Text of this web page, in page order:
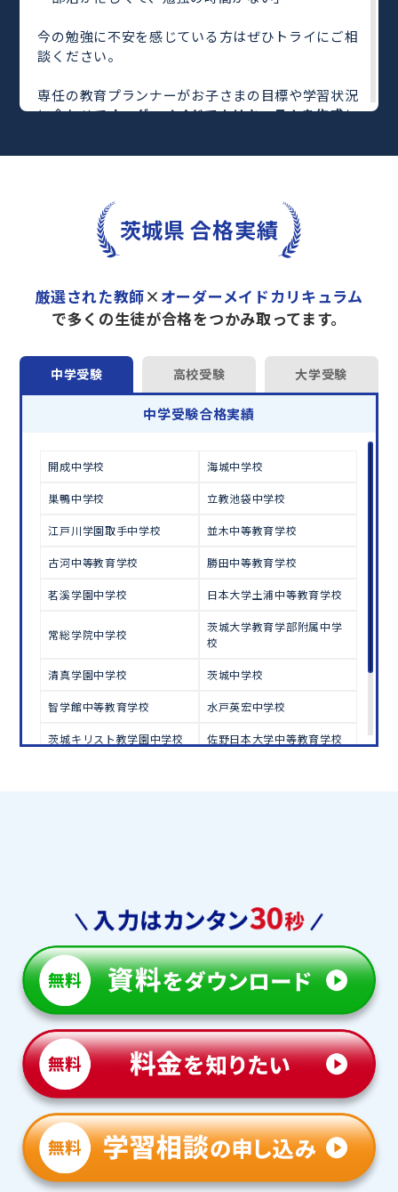
今の勉強に不安を感じている方はぜひトライにご相
談ください。
専任の教育プランナーがお子さまの目標や学習状況
に合わせてオーダーメイドでカリキュラムを作成し
完全マンツーマンで自分に合った教師がわかるまで
さらに、単元別の学習の理解度がわかる「AI学習診
や授業内容や授業以外の勉強をナビゲートする
「DAILY TRY」
など、豊富な学習コンテンツが
トライで一緒に“自己最高得点”を目指しません
か？
オンラインでの学習面談も承っております。
学習相談のお申し込みはこちら
茨城県 合格実績
厳選された教師× オーダーメイドカリキュラム
で多くの生徒が合格をつかみ取ってます。
中学受験 高校受験 大学受験
中学受験合格実績
開成中学校 海城中学校
巣鴨中学校 立教池袋中学校
江戸川学園取手中学校 並木中等教育学校
古河中等教育学校 勝田中等教育学校
茗溪学園中学校 日本大学土浦中等教育学校
常総学院中学校
茨城大学教育学部附属中学
校
清真学園中学校 茨城中学校
智学館中等教育学校 水戸英宏中学校
茨城キリスト教学園中学校 佐野日本大学中等教育学校